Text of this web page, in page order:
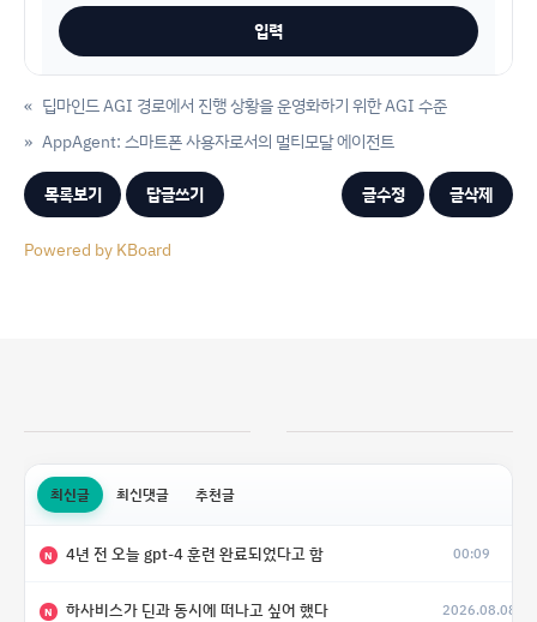
« 딥마인드 AGI 경로에서 진행 상황을 운영화하기 위한 AGI 수준
AppAgent: 스마트폰 사용자로서의 멀티모달 에이전트
»
목록보기 답글쓰기 글수정 글삭제
Powered by KBoard
최신글 최신댓글 추천글
N 4년 전 오늘 gpt-4 훈련 완료되었다고 함 00:09
N 하사비스가 딘과 동시에 떠나고 싶어 했다 2026.08.08